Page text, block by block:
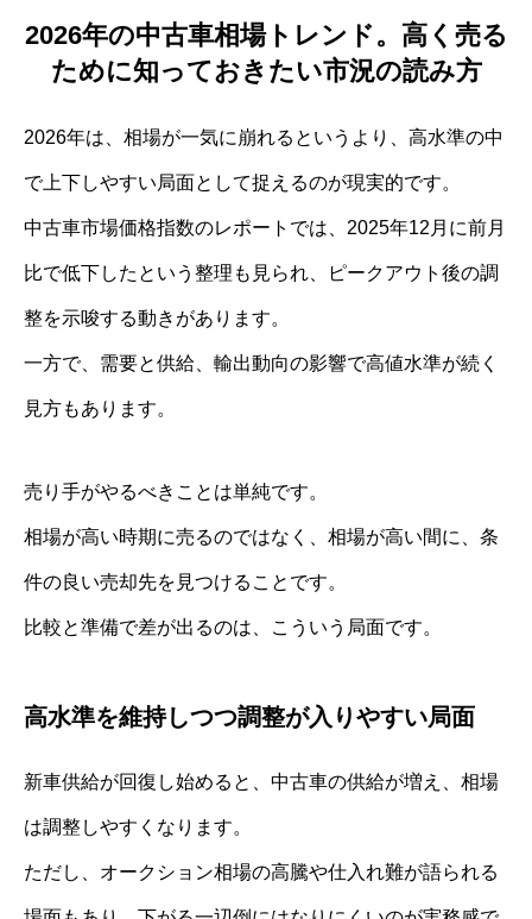
2026年の中古車相場トレンド。高く売る
ために知っておきたい市況の読み方
2026年は、相場が一気に崩れるというより、高水準の中
で上下しやすい局面として捉えるのが現実的です。
中古車市場価格指数のレポートでは、2025年12月に前月
比で低下したという整理も見られ、ピークアウト後の調
整を示唆する動きがあります。
一方で、需要と供給、輸出動向の影響で高値水準が続く
見方もあります。
売り手がやるべきことは単純です。
相場が高い時期に売るのではなく、相場が高い間に、条
件の良い売却先を見つけることです。
比較と準備で差が出るのは、こういう局面です。
高水準を維持しつつ調整が入りやすい局面
新車供給が回復し始めると、中古車の供給が増え、相場
は調整しやすくなります。
ただし、オークション相場の高騰や仕入れ難が語られる